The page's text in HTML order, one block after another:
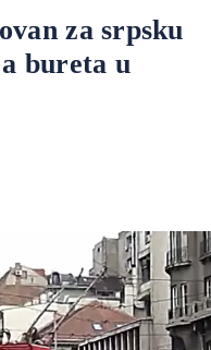
za srpsku
bureta u